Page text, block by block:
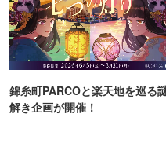
錦糸町PARCOと楽天地を巡る
解き企画が開催！